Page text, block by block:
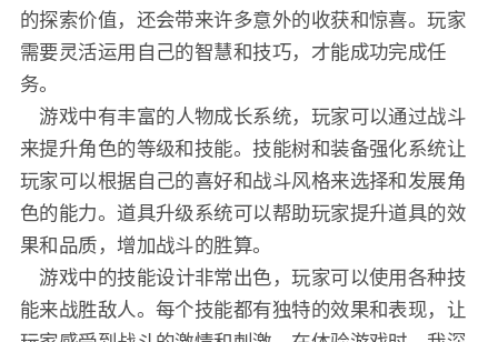
的探索价值，还会带来许多意外的收获和惊喜。玩家
需要灵活运用自己的智慧和技巧，才能成功完成任
务。
游戏中有丰富的人物成长系统，玩家可以通过战斗
来提升角色的等级和技能。技能树和装备强化系统让
玩家可以根据自己的喜好和战斗风格来选择和发展角
色的能力。道具升级系统可以帮助玩家提升道具的效
果和品质，增加战斗的胜算。
游戏中的技能设计非常出色，玩家可以使用各种技
能来战胜敌人。每个技能都有独特的效果和表现，让